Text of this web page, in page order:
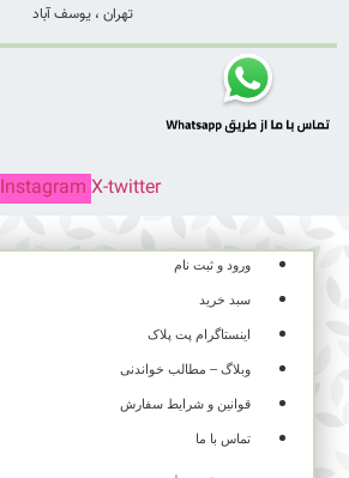
تهران ، یوسف آباد
Instagram X-twitter
ورود و ثبت نام
سبد خرید
اینستاگرام پت پلاک
وبلاگ – مطالب خواندنی
قوانین و شرایط سفارش
تماس با ما